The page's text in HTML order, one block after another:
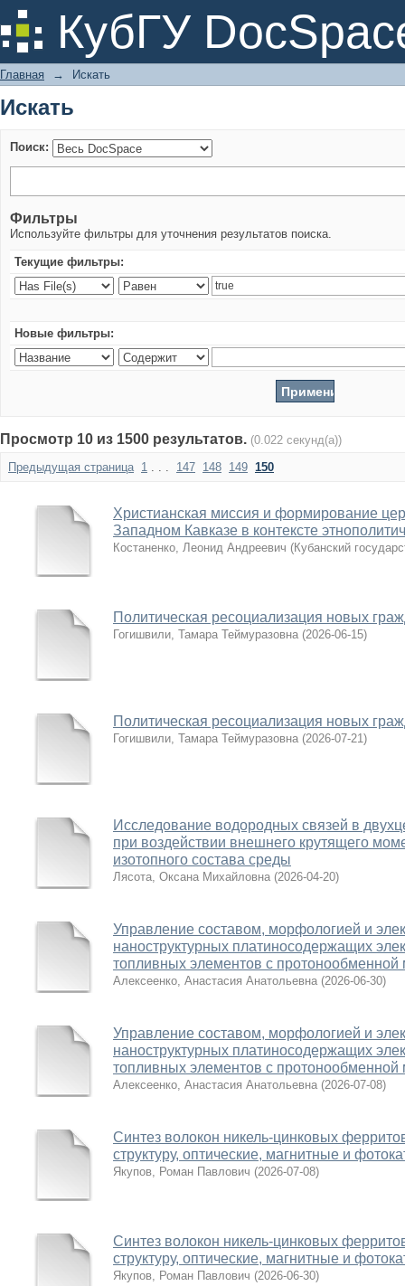
КубГУ
Искать
Главная → Искать
Искать
Поиск:
Фильтры
Используйте фильтры для уточнения результатов поиска.
Текущие фильтры:
Новые фильтры:
Просмотр 10 из 1500 результатов. (0.022 секунд(а))
Предыдущая страница 1 . . . 147 148 149 150
Христианская миссия и формирование
Западном Кавказе в контексте
Костаненко, Леонид Андреевич (Кубанский
Политическая ресоциализация новых
Гогишвили, Тамара Теймуразовна (2026-06-15)
Политическая ресоциализация новых
Гогишвили, Тамара Теймуразовна (2026-07-21)
Исследование водородных связей в
при воздействии внешнего крутящего
изотопного состава среды
Лясота, Оксана Михайловна (2026-04-20)
Управление составом, морфологией и
наноструктурных платиносодержащих
топливных элементов с
Алексеенко, Анастасия Анатольевна (2026-06-30)
Управление составом, морфологией и
наноструктурных платиносодержащих
топливных элементов с
Алексеенко, Анастасия Анатольевна (2026-07-08)
Синтез волокон никель-цинковых
структуру, оптические, магнитные и
Якупов, Роман Павлович (2026-07-08)
Синтез волокон никель-цинковых
структуру, оптические, магнитные и
Якупов, Роман Павлович (2026-06-30)